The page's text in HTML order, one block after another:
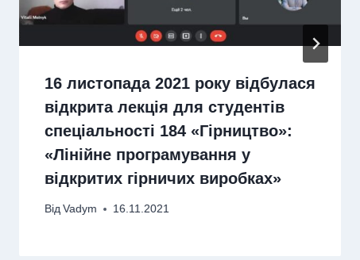
16 листопада 2021 року відбулася
відкрита лекція для студентів
спеціальності 184 «Гірництво»:
«Лінійне програмування у
відкритих гірничих виробках»
Від Vadym 16.11.2021